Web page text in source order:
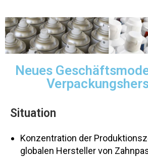
Neues
Situation
Konzentration der
globalen Hersteller von